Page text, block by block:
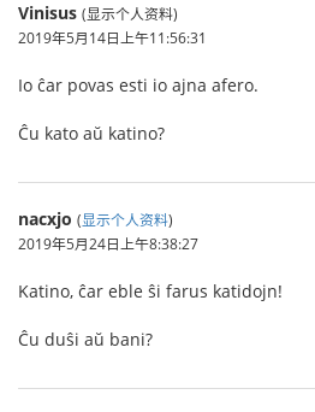
Vinisus (显示个人资料)
2019年5月14日上午11:56:31
Io ĉar povas esti io ajna afero.
Ĉu kato aŭ katino?
nacxjo (显示个人资料)
2019年5月24日上午8:38:27
Katino, ĉar eble ŝi farus katidojn!
Ĉu duŝi aŭ bani?